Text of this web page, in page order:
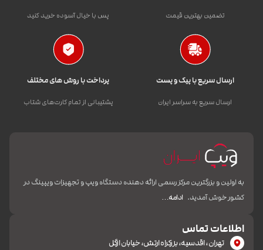
تضمین بهترین قیمت پس با خیال آسوده خرید کنید
ارسال سریع با پیک و پست
ارسال سریع به سراسر ایران
پرداخت با روش های مختلف
پشتیبانی از تمام کارت‌های شتاب
به اولین و بزرگترین مرکز رسمی ارائه دهنده دستگاه ویپ و تجهیزات ویپینگ در
کشور خوش آمدید. ادامه…
اطلاعات تماس
تهران، اقدسیه، بزرکراه ارتش، خیابان ازگل